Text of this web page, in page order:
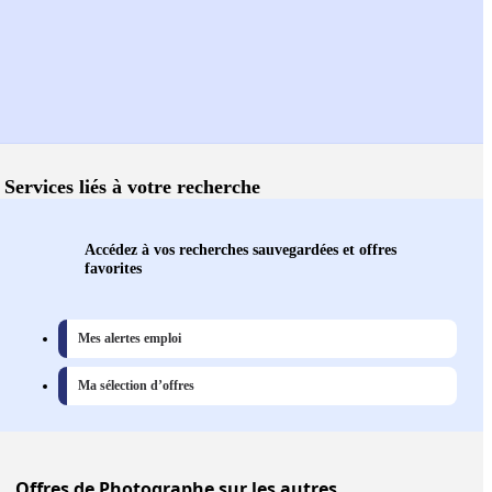
Services liés à votre recherche
Accédez à vos recherches sauvegardées et offres
favorites
Mes alertes emploi
Ma sélection d’offres